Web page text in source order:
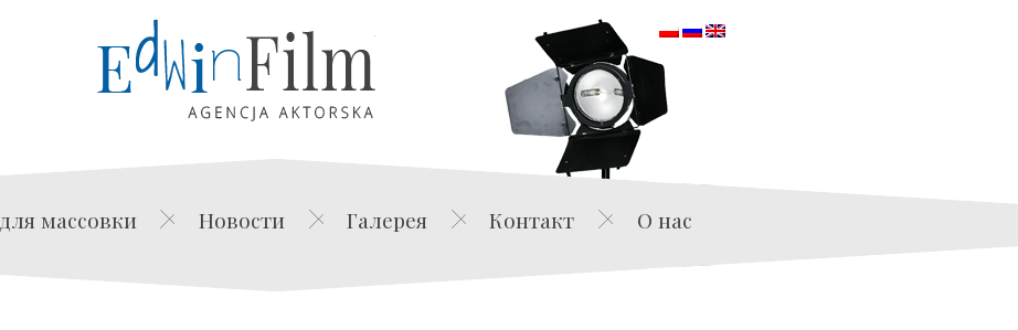
Edwin Film Agencja Aktorska
для массовки Новости Галерея Контакт О нас